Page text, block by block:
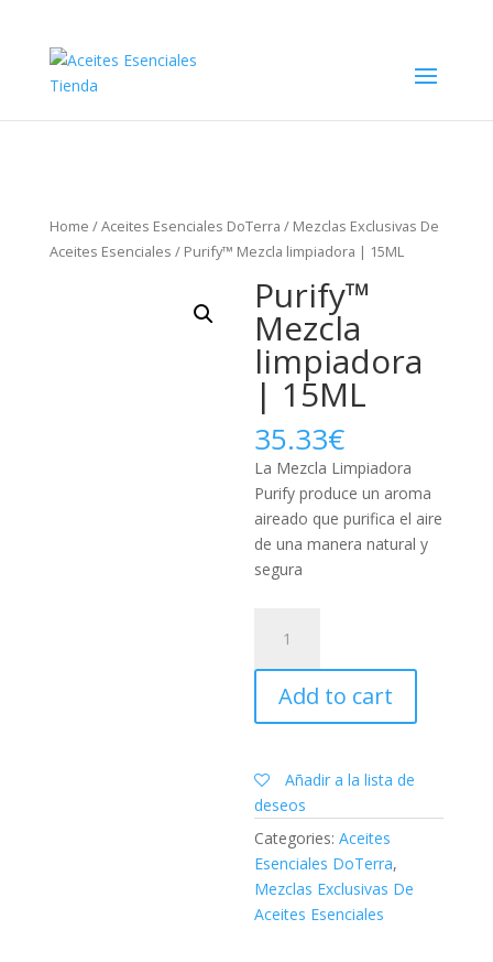
Home /Aceites Esenciales DoTerra / Mezclas Exclusivas De
Aceites Esenciales / Purify™ Mezcla limpiadora | 15ML
Purify™
Mezcla
limpiadora
| 15ML
35.33€
La Mezcla Limpiadora
Purify produce un aroma
aireado que purifica el aire
de una manera natural y
segura
Mezcla
limpiadora
15ML
Add to cart
Añadir a la lista de
deseos
Categories:Aceites
Esenciales DoTerra,
Mezclas Exclusivas De
Aceites Esenciales